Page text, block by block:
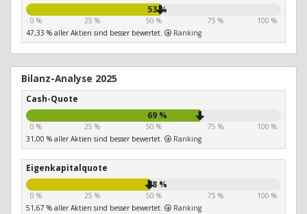
53 %
0 % 25 % 50 % 75 %
100 %
47,33 % aller Aktien sind besser bewertet.
Ranking
Bilanz-Analyse 2025
Cash-Quote
69 %
0 % 25 % 50 % 75 %
100 %
31,00 % aller Aktien sind besser bewertet.
Ranking
Eigenkapitalquote
48 %
0 % 25 % 50 % 75 %
100 %
51,67 % aller Aktien sind besser bewertet.
Ranking